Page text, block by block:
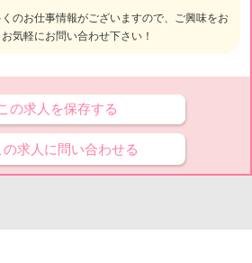
のお仕事情報がございますので、ご興味をお
気軽にお問い合わせ下さい！
の求人を保存する
の求人に問い合わせる